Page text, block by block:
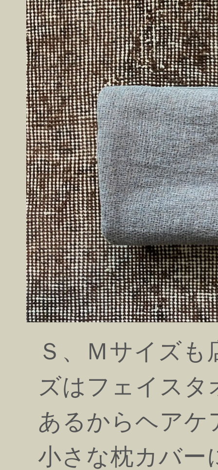
Ｓ、Ｍサイズ
ズはフェイス
あるからヘアケ
小さな枕カバー